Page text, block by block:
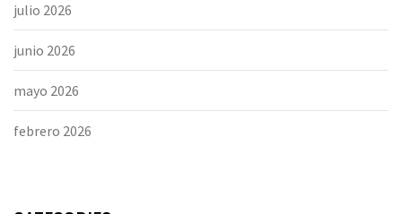
julio 2026
junio 2026
mayo 2026
febrero 2026